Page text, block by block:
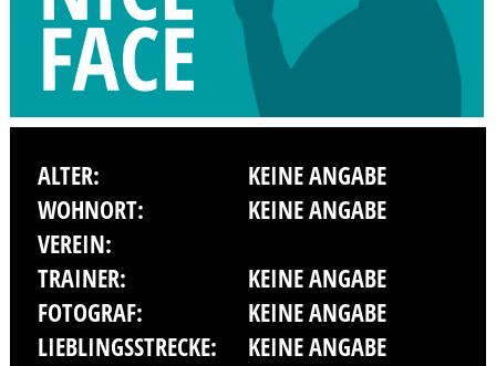
ALTER:
KEINE ANGABE
WOHNORT:
KEINE ANGABE
VEREIN:
TRAINER:
KEINE ANGABE
FOTOGRAF:
KEINE ANGABE
LIEBLINGSSTRECKE:
KEINE ANGABE